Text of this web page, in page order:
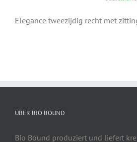
Elegance tweezijdig recht met
ÜBER BIO BOUND
Bio Bound produziert und liefert